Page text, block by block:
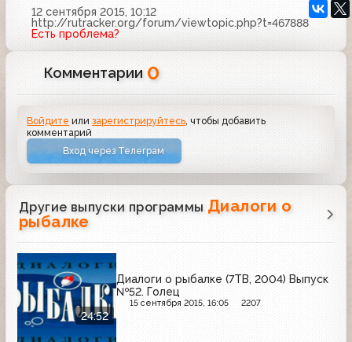
12 сентября 2015, 10:12
http://rutracker.org/forum/viewtopic.php?t=467888
Есть проблема?
Комментарии 0
Войдите илизарегистрируйтесь , чтобы добавить
комментарий
Вход через Телеграм
Другие выпуски программы Диалоги о
рыбалке
24:52
Диалоги о рыбалке (7ТВ, 2004) Выпуск
№52. Голец
15 сентября 2015, 16:05 2207